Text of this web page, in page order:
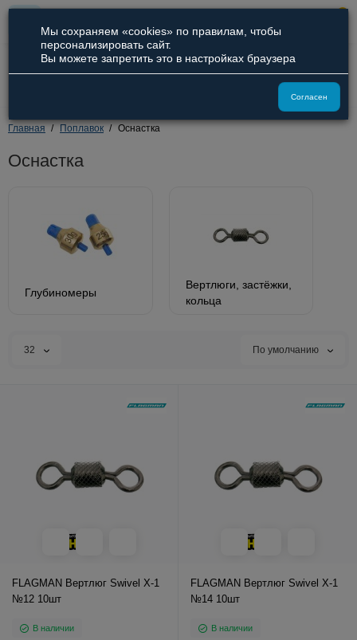
8 (800) 551-09-94
8 (929) 836-66-51
Главная Поплавок Оснастка
Оснастка
Глубиномеры
Вертлюги, застёжки,
кольца
32 По умолчанию
FLAGMAN Вертлюг Swivel X-1
№12 10шт
В наличии
FLAGMAN Вертлюг Swivel X-1
№14 10шт
В наличии
Мы сохраняем «cookies» по правилам, чтобы
персонализировать сайт.
Вы можете запретить это в настройках браузера
Согласен